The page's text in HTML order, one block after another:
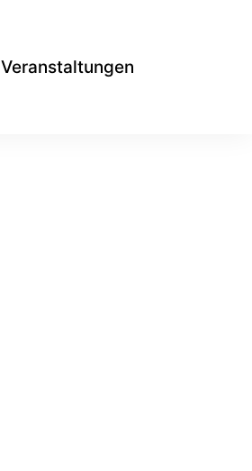
Veranstaltungen